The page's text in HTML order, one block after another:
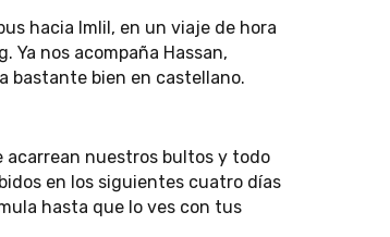
hacia Imlil, en un viaje de hora
Ya nos acompaña Hassan,
bastante bien en castellano.
acarrean nuestros bultos y todo
en los siguientes cuatro días
hasta que lo ves con tus